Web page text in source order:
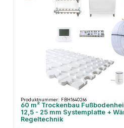
Produktnummer: FBH1640266
60 m² Trockenbau
12,5 - 25 mm Systemplatte +
Regeltechnik